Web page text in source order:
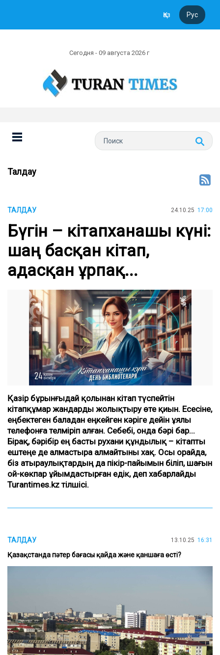
Қаз Рус
Сегодня - 09 августа 2026 г
Талдау
ТАЛДАУ 24.10.25 17:00
Бүгін – кітапханашы күні:
шаң басқан кітап,
адасқан ұрпақ...
Қазір бұрынғыдай қолынан кітап түспейтін
кітапқұмар жандарды жолықтыру өте қиын. Есесіне,
еңбектеген баладан еңкейген кәріге дейін ұялы
телефонға телміріп алған. Себебі, онда бәрі бар...
Бірақ, бәрібір ең басты рухани құндылық – кітапты
ештеңе де алмастыра алмайтыны хақ. Осы орайда,
біз атыраулықтардың да пікір-пайымын біліп, шағын
ой-көкпар ұйымдастырған едік, деп хабарлайды
Turantimes.kz тілшісі.
ТАЛДАУ 13.10.25 16:31
Қазақстанда пәтер бағасы қайда және қаншаға өсті?